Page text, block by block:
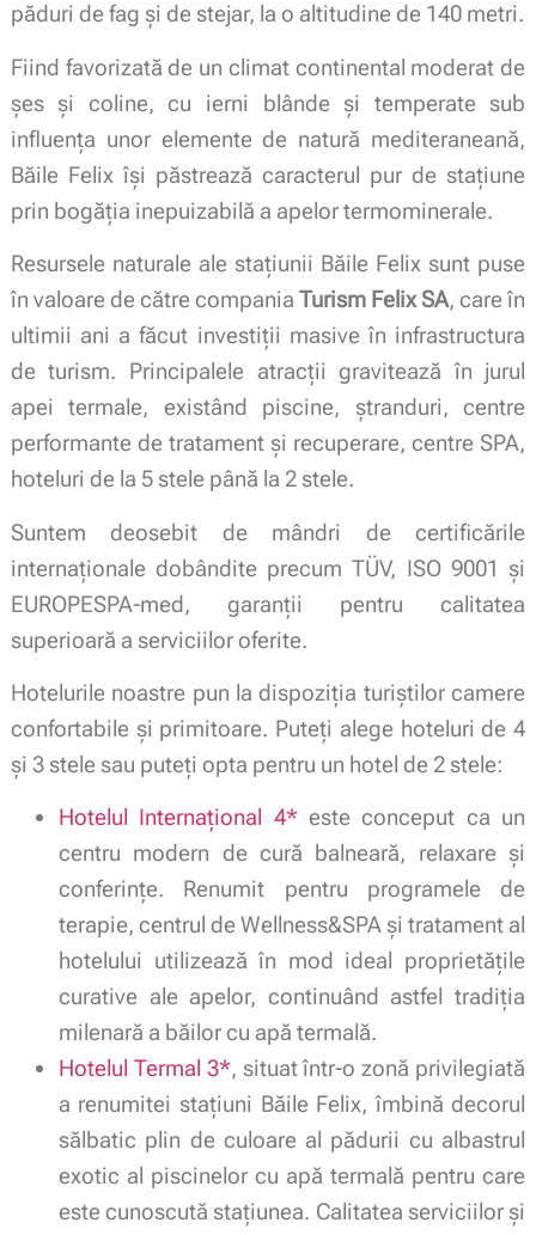
păduri de fag şi de stejar, la o altitudine de 140 metri.
Fiind favorizată de un climat continental moderat de
şes şi coline, cu ierni blânde şi temperate sub
influenţa unor elemente de natură mediteraneană,
Băile Felix îşi păstrează caracterul pur de staţiune
prin bogăţia inepuizabilă a apelor termominerale.
Resursele naturale ale staţiunii Băile Felix sunt puse
în valoare de către companiaTurism Felix SA, care în
ultimii ani a făcut investiţii masive în infrastructura
de turism. Principalele atracţii gravitează în jurul
apei termale, existând piscine, ştranduri, centre
performante de tratament și recuperare, centre SPA,
hoteluri de la 5 stele până la 2 stele.
Suntem deosebit de mândri de certificările
internaţionale dobândite precum TÜV, ISO 9001 şi
EUROPESPA-med, garanţii pentru calitatea
superioară a serviciilor oferite.
Hotelurile noastre pun la dispoziția turiștilor camere
confortabile și primitoare. Puteți alege hoteluri de 4
și 3 stele sau puteți opta pentru un hotel de 2 stele:
Hotelul Internațional 4*este conceput ca un
centru modern de cură balneară, relaxare şi
conferinţe. Renumit pentru programele de
terapie, centrul de Wellness&SPA și tratament al
hotelului utilizează în mod ideal proprietățile
curative ale apelor, continuând astfel tradiția
milenară a băilor cu apă termală.
Hotelul Termal 3*, situat într-o zonă privilegiată
a renumitei staţiuni Băile Felix, îmbină decorul
sălbatic plin de culoare al pădurii cu albastrul
exotic al piscinelor cu apă termală pentru care
este cunoscută stațiunea. Calitatea serviciilor şi